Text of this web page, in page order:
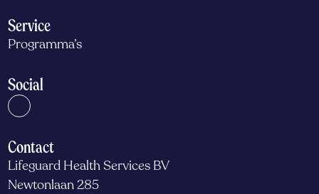
Service
Programma’s
Social
Contact
Lifeguard Health Services BV
Newtonlaan 285